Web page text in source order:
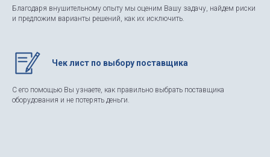
Благодаря внушительному опыту мы оценим Вашу задачу, найдем риски
и предложим варианты решений, как их исключить.
Чек лист по выбору поставщика
С его помощью Вы узнаете, как правильно выбрать поставщика
оборудования и не потерять деньги.